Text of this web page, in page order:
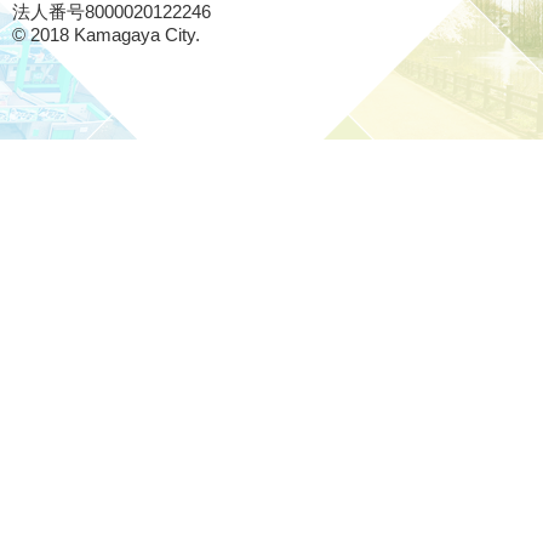
法人番号8000020122246
© 2018 Kamagaya City.